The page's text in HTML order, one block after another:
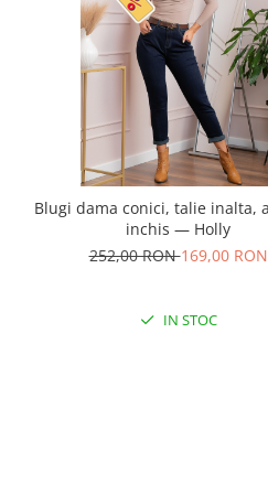
Blugi dama conici, talie inalta,
inchis — Holly
252,00 RON169,00 RON
IN STOC